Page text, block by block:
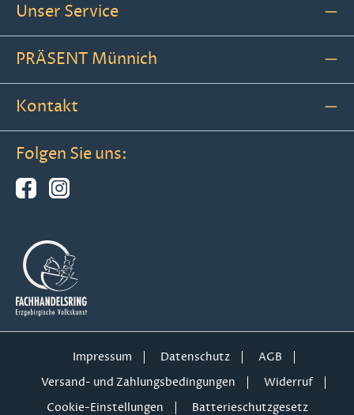
Unser Service
PRÄSENT Münnich
Kontakt
Folgen Sie uns:
Impressum Datenschutz
AGB
Versand- und Zahlungsbedingungen
Widerruf
Cookie-Einstellungen
Batterieschutzgesetz